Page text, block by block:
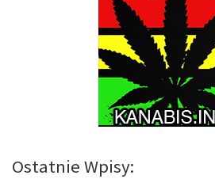
Ostatnie Wpisy: